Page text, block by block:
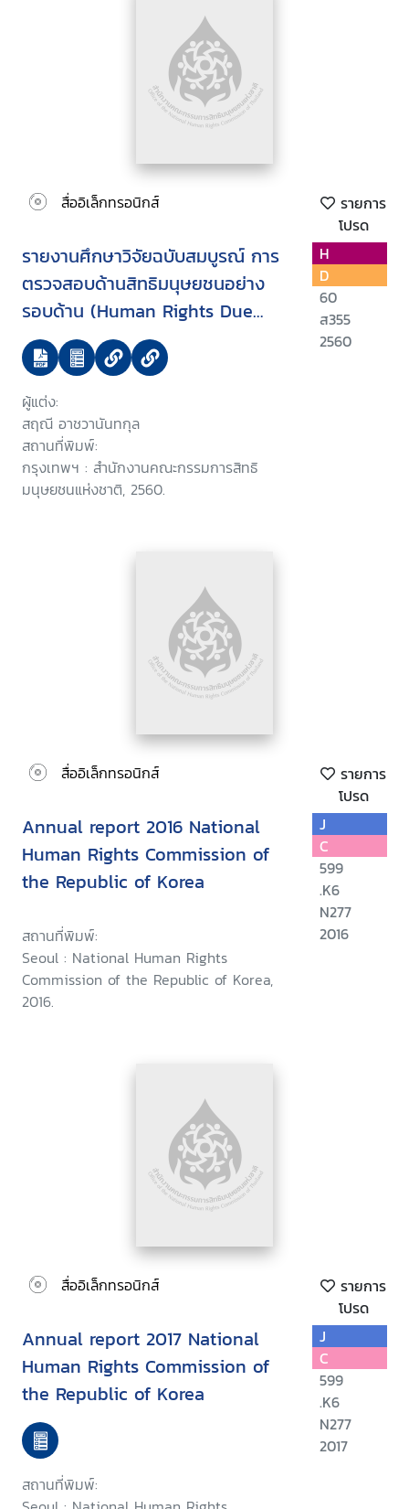
สื่ออิเล็กทรอนิกส์
รายการ
โปรด
รายงานศึกษาวิจัยฉบับสมบูรณ์ การ
ตรวจสอบด้านสิทธิมนุษยชนอย่าง
รอบด้าน (Human Rights Due
Diligence)
ผู้แต่ง:
สฤณี อาชวานันทกุล
สถานที่พิมพ์:
กรุงเทพฯ : สำนักงานคณะกรรมการสิทธิ
มนุษยชนแห่งชาติ, 2560.
H
D
60
ส355
2560
สื่ออิเล็กทรอนิกส์
รายการ
โปรด
Annual report 2016 National
Human Rights Commission of
the Republic of Korea
สถานที่พิมพ์:
Seoul : National Human Rights
Commission of the Republic of Korea,
2016.
J
C
599
.K6
N277
2016
สื่ออิเล็กทรอนิกส์
รายการ
โปรด
Annual report 2017 National
Human Rights Commission of
the Republic of Korea
สถานที่พิมพ์:
J
C
599
.K6
N277
2017